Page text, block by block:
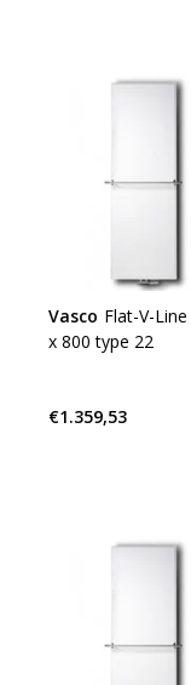
Vasco Flat-V-
x 800 type 22
€1.359,53